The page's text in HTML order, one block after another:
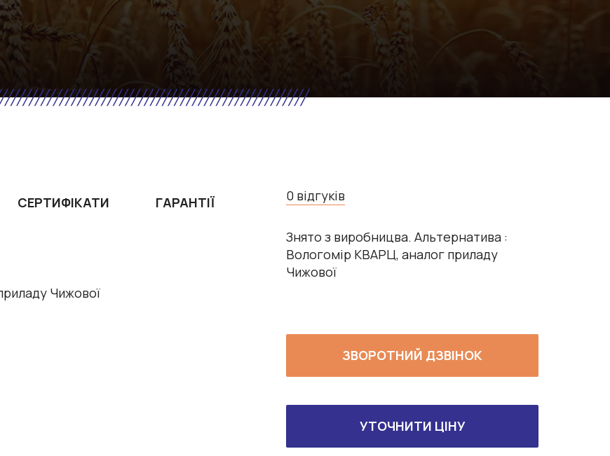
СЕРТИФІКАТИ ГАРАНТІЇ
Чижової
0 відгуків
Знято з виробницва. Альтернатива :
Вологомір КВАРЦ, аналог приладу
Чижової
ЗВОРОТНИЙ ДЗВІНОК
УТОЧНИТИ ЦІНУ